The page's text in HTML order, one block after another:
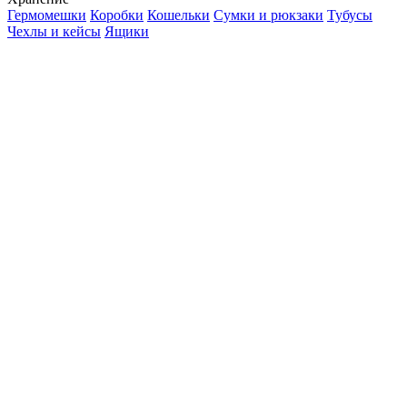
Гермомешки Коробки Кошельки Сумки и рюкзаки Тубусы
Чехлы и кейсы Ящики